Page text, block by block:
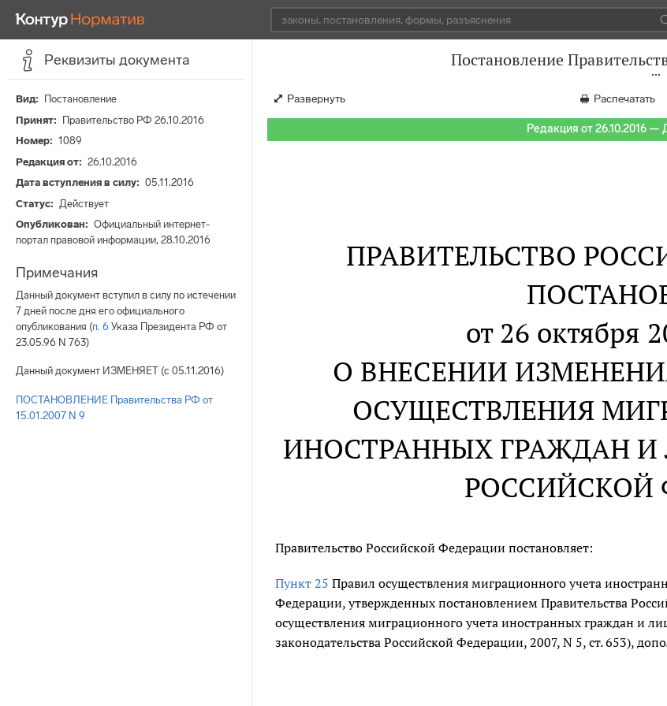
Реквизиты документа
Вид
Постановление
Принят
Правительство РФ 26.10.2016
Номер
1089
Редакция от
26.10.2016
Дата вступления в силу
05.11.2016
Статус
Действует
Опубликован
Официальный интернет-
портал правовой информации, 28.10.2016
Примечания
Данный документ вступил в силу по истечении
7 дней после дня его официального
опубликования (п. 6 Указа Президента РФ от
23.05.96 N 763)
Данный документ ИЗМЕНЯЕТ (с 05.11.2016)
ПОСТАНОВЛЕНИЕ Правительства РФ от
15.01.2007 N 9
Постановление
Развернуть Распечатать
Редакция от 26.10.2016 —
ПРАВИТЕЛЬСТВО
от 26 октября
О ВНЕСЕНИИ
ОСУЩЕСТВЛЕНИЯ
ИНОСТРАННЫХ ГРАЖДАН И
РОССИЙСКОЙ
Правительство Российской Федерации постановляет:
Пункт 25 Правил осуществления миграционного учета
Федерации, утвержденных постановлением Правительства
осуществления миграционного учета иностранных граждан и
законодательства Российской Федерации, 2007, N 5, ст. 653),